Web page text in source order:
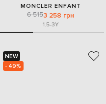
MONCLER ENFANT
6 5153 258 грн
1.5-3Y
NEW
- 49%